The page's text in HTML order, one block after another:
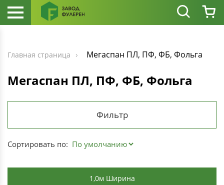
Главная страница Мегаспан ПЛ, ПФ, ФБ, Фольга
Мегаспан ПЛ, ПФ, ФБ, Фольга
Фильтр
Сортировать по:
1,0м Ширина